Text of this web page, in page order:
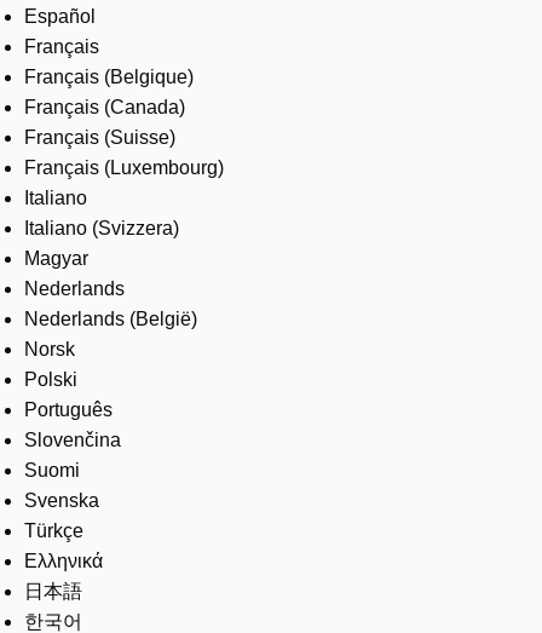
Español
Français
Français (Belgique)
Français (Canada)
Français (Suisse)
Français (Luxembourg)
Italiano
Italiano (Svizzera)
Magyar
Nederlands
Nederlands (België)
Norsk
Polski
Português
Slovenčina
Suomi
Svenska
Türkçe
Ελληνικά
日本語
한국어